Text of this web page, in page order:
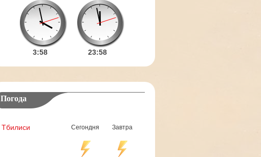
3:58 23:58
Погода
Тбилиси Сегондня Завтра